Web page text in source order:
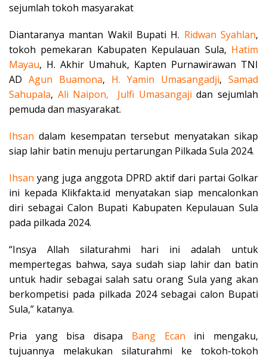
sejumlah tokoh masyarakat
Diantaranya mantan Wakil Bupati H. Ridwan Syahlan,
tokoh pemekaran Kabupaten Kepulauan Sula, Hatim
Mayau, H. Akhir Umahuk, Kapten Purnawirawan TNI
AD Agun Buamona, H. Yamin Umasangadji, Samad
Sahupala, Ali Naipon, Julfi Umasangaji dan sejumlah
pemuda dan masyarakat.
Ihsan dalam kesempatan tersebut menyatakan sikap
siap lahir batin menuju pertarungan Pilkada Sula 2024.
Ihsan yang juga anggota DPRD aktif dari partai Golkar
ini kepada Klikfakta.id menyatakan siap mencalonkan
diri sebagai Calon Bupati Kabupaten Kepulauan Sula
pada pilkada 2024.
“Insya Allah silaturahmi hari ini adalah untuk
mempertegas bahwa, saya sudah siap lahir dan batin
untuk hadir sebagai salah satu orang Sula yang akan
berkompetisi pada pilkada 2024 sebagai calon Bupati
Sula,” katanya.
Pria yang bisa disapa Bang Ecan ini mengaku,
tujuannya melakukan silaturahmi ke tokoh-tokoh